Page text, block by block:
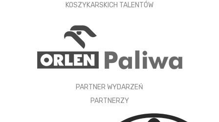
KOSZYKARSKICH TALENTÓW
PARTNER WYDARZEŃ
PARTNERZY